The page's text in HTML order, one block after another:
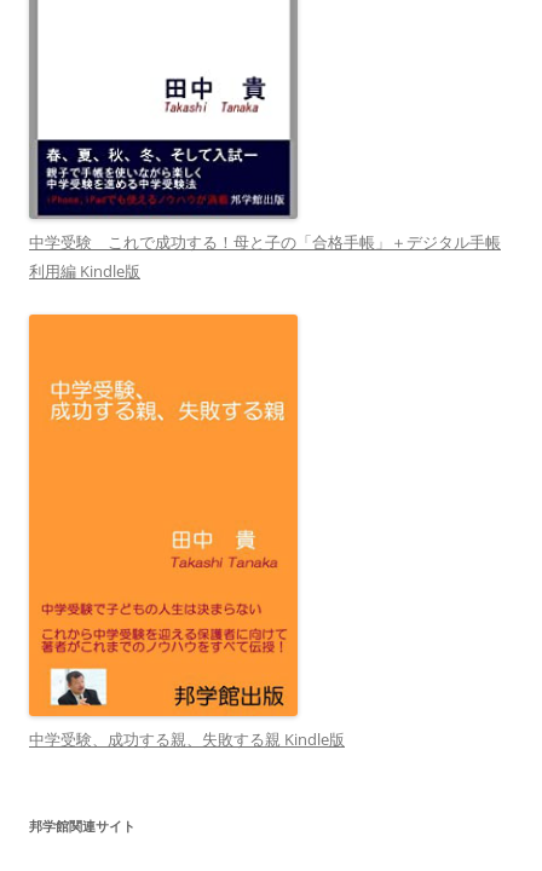
中学受験 これで成功する！母と子の「合格手帳」＋デジタル手帳
利用編 Kindle版
中学受験、成功する親、失敗する親 Kindle版
邦学館関連サイト